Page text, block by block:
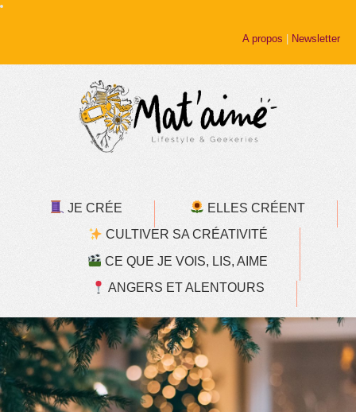
A propos | Newsletter
JE CRÉE
ELLES CRÉENT
CULTIVER SA CRÉATIVITÉ
CE QUE JE VOIS, LIS, AIME
ANGERS ET ALENTOURS